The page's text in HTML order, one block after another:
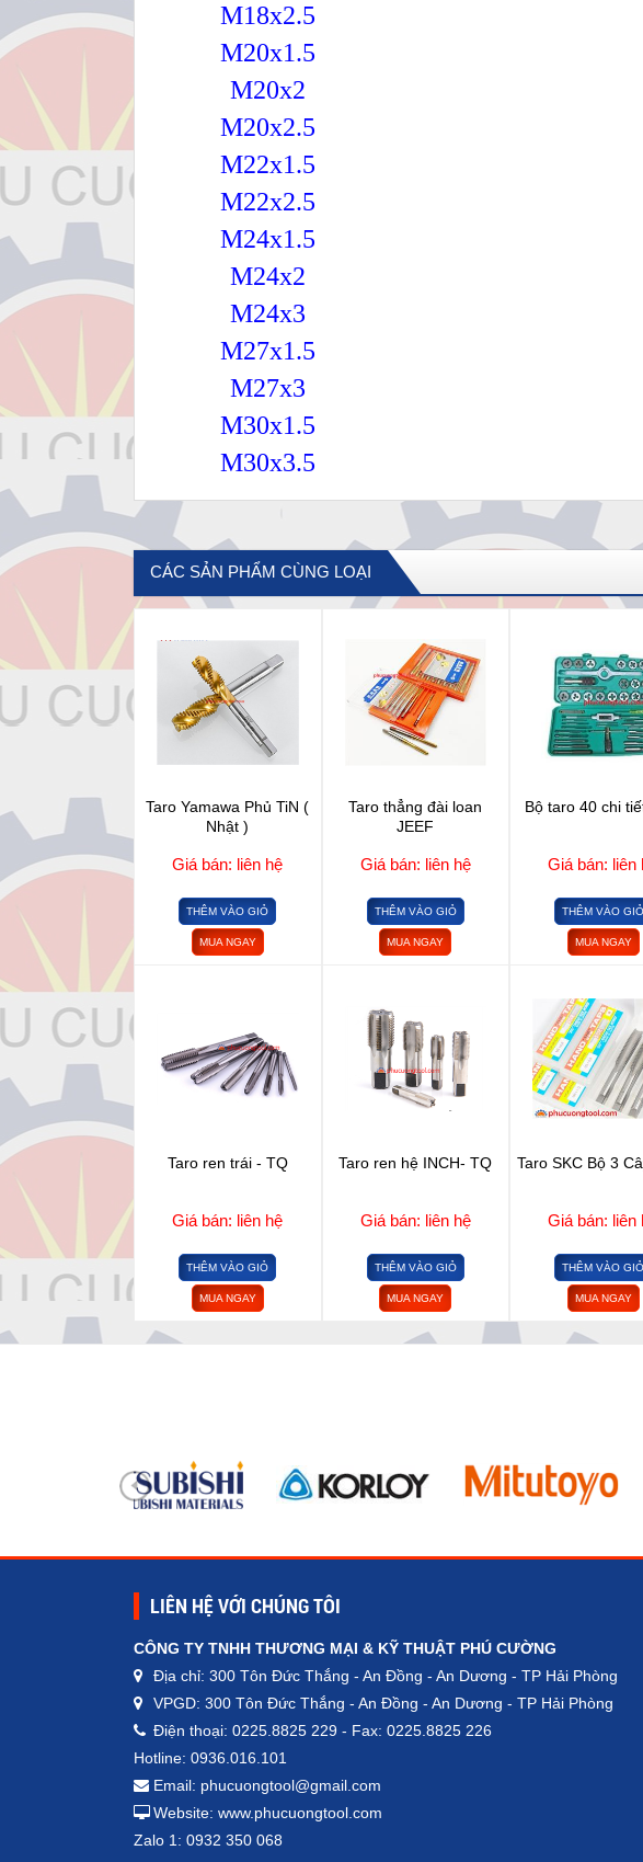
M18x2.5
M20x1.5
M20x2
M20x2.5
M22x1.5
M22x2.5
M24x1.5
M24x2
M24x3
M27x1.5
M27x3
M30x1.5
M30x3.5
CÁC SẢN PHẨM CÙNG LOẠI
Taro Yamawa Phủ TiN (
Nhật )
Giá bán: liên hệ
THÊM VÀO GIỎ
MUA NGAY
Taro thẳng đài loan
JEEF
Giá bán: liên hệ
THÊM VÀO GIỎ
MUA NGAY
Bộ taro 40 chi
Giá bán: liên
THÊM VÀO GIỎ
MUA NGAY
Taro ren trái - TQ
Giá bán: liên hệ
THÊM VÀO GIỎ
MUA NGAY
Taro ren hệ INCH- TQ
Giá bán: liên hệ
THÊM VÀO GIỎ
MUA NGAY
Taro SKC Bộ 3
Giá bán: liên
THÊM VÀO GIỎ
MUA NGAY
LIÊN HỆ VỚI CHÚNG TÔI
CÔNG TY TNHH THƯƠNG MẠI & KỸ THUẬT PHÚ CƯỜNG
Địa chỉ: 300 Tôn Đức Thắng - An Đồng - An Dương - TP Hải Phòng
VPGD: 300 Tôn Đức Thắng - An Đồng - An Dương - TP Hải Phòng
Điện thoại: 0225.8825 229 - Fax: 0225.8825 226
Hotline: 0936.016.101
Email: phucuongtool@gmail.com
Website: www.phucuongtool.com
Zalo 1: 0932 350 068